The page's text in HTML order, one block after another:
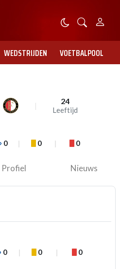
WEDSTRIJDEN VOETBALPOOL
24
Leeftijd
0 0 0
Profiel Nieuws
0 0 0